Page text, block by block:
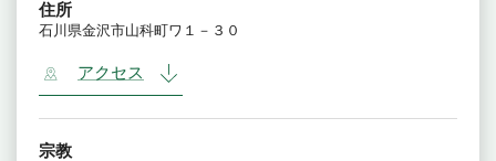
住所
石川県金沢市山科町ワ１－３０
アクセス
宗教